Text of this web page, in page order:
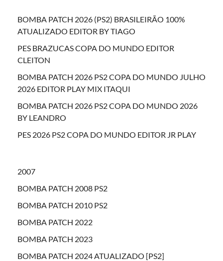
BOMBA PATCH 2026 (PS2) BRASILEIRÃO 100%
ATUALIZADO EDITOR BY TIAGO
PES BRAZUCAS COPA DO MUNDO EDITOR
CLEITON
BOMBA PATCH 2026 PS2 COPA DO MUNDO JULHO
2026 EDITOR PLAY MIX ITAQUI
BOMBA PATCH 2026 PS2 COPA DO MUNDO 2026
BY LEANDRO
PES 2026 PS2 COPA DO MUNDO EDITOR JR PLAY
2007
BOMBA PATCH 2008 PS2
BOMBA PATCH 2010 PS2
BOMBA PATCH 2022
BOMBA PATCH 2023
BOMBA PATCH 2024 ATUALIZADO [PS2]